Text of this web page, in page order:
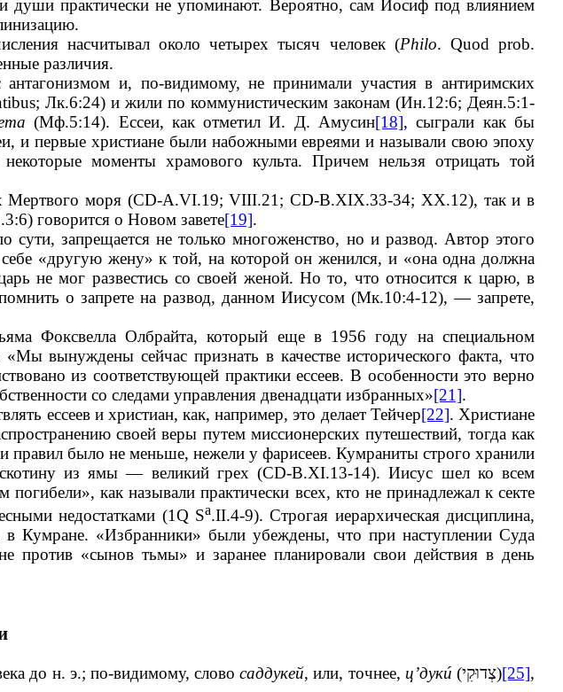
души практически не упоминают. Вероятно, сам Иосиф под влиянием
насчитывал около четырех тысяч человек (Philo. Quod prob.
различия.
и, по-видимому, не принимали участия в антиримских
Лк.6:24) и жили по коммунистическим законам (Ин.12:6; Деян.5:1-
(Мф.5:14). Ессеи, как отметил И. Д. Амусин[18], сыграли как бы
и первые христиане были набожными евреями и называли свою эпоху
моменты храмового культа. Причем нельзя отрицать той
Мертвого моря (CD-A.VI.19; VIII.21; CD-B.XIX.33-34; XX.12), так и в
говорится о Новом завете[19].
сути, запрещается не только многоженство, но и развод. Автор этого
«другую жену» к той, на которой он женился, и «она одна должна
не мог развестись со своей женой. Но то, что относится к царю, в
о запрете на развод, данном Иисусом (Мк.10:4-12), — запрете,
Фоксвелла Олбрайта, который еще в 1956 году на специальном
вынуждены сейчас признать в качестве исторического факта, что
из соответствующей практики ессеев. В особенности это верно
со следами управления двенадцати избранных»[21].
ессеев и христиан, как, например, это делает Тейчер[22]. Христиане
своей веры путем миссионерских путешествий, тогда как
правил было не меньше, нежели у фарисеев. Кумраниты строго хранили
из ямы — великий грех (CD-B.XI.13-14). Иисус шел ко всем
как называли практически всех, кто не принадлежал к секте
недостатками (1Q Sa.II.4-9). Строгая иерархическая дисциплина,
Кумране. «Избранники» были убеждены, что при наступлении Суда
против «сынов тьмы» и заранее планировали свои действия в день
до н. э.; по-видимому, словосаддукей, или, точнее, ц’дукú (צְדוּקִי)[25],